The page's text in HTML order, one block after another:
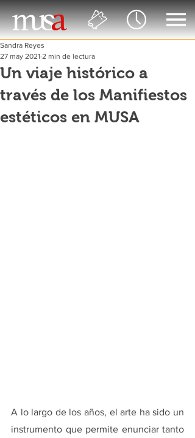
Un viaje histórico a
través de los Manifiestos
estéticos en MUSA
Sandra Reyes
27 may 2021 2 min de lectura
A lo largo de los años, el arte ha sido un
instrumento que permite enunciar tanto